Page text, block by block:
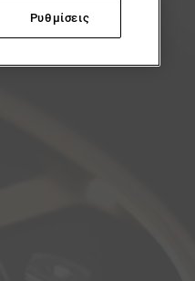
Ρυθμίσεις